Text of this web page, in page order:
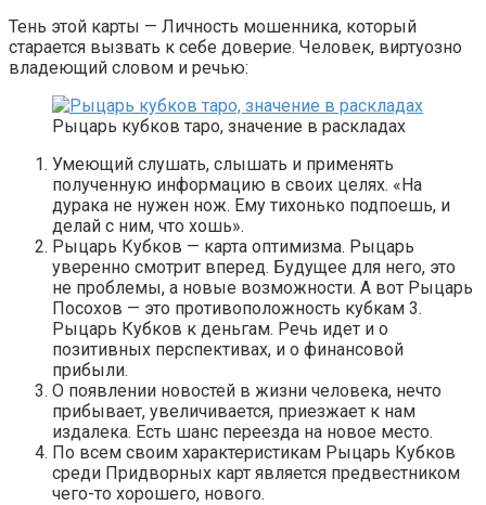
Тень этой карты — Личность мошенника, который
старается вызвать к себе доверие. Человек, виртуозно
владеющий словом и речью:
Рыцарь кубков таро, значение в раскладах
Умеющий слушать, слышать и применять
полученную информацию в своих целях. «На
дурака не нужен нож. Ему тихонько подпоешь, и
делай с ним, что хошь».
Рыцарь Кубков — карта оптимизма. Рыцарь
уверенно смотрит вперед. Будущее для него, это
не проблемы, а новые возможности. А вот Рыцарь
Посохов — это противоположность кубкам 3.
Рыцарь Кубков к деньгам. Речь идет и о
позитивных перспективах, и о финансовой
прибыли.
О появлении новостей в жизни человека, нечто
прибывает, увеличивается, приезжает к нам
издалека. Есть шанс переезда на новое место.
По всем своим характеристикам Рыцарь Кубков
среди Придворных карт является предвестником
чего-то хорошего, нового.